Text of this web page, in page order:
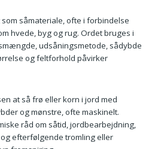
som såmateriale, ofte i forbindelse
hvede, byg og rug. Ordet bruges i
udsåningsmetode, sådybde
og feltforhold påvirker
at så frø eller korn i jord med
og mønstre, ofte maskinelt.
råd om såtid, jordbearbejdning,
efterfølgende tromling eller